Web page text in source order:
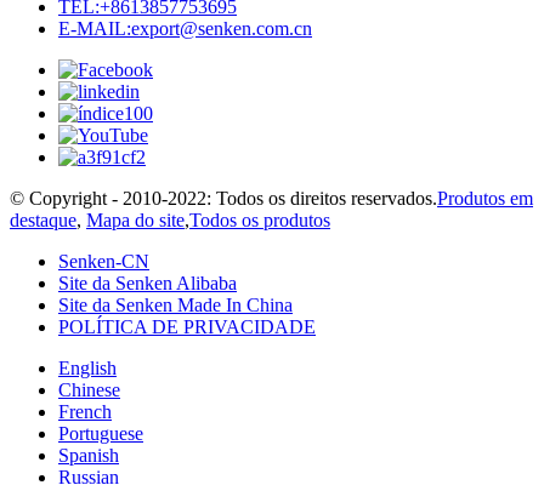
TEL:+8613857753695
E-MAIL:export@senken.com.cn
© Copyright - 2010-2022: Todos os direitos reservados.Produtos em
destaque, Mapa do site,Todos os produtos
Senken-CN
Site da Senken Alibaba
Site da Senken Made In China
POLÍTICA DE PRIVACIDADE
English
Chinese
French
Portuguese
Spanish
Russian